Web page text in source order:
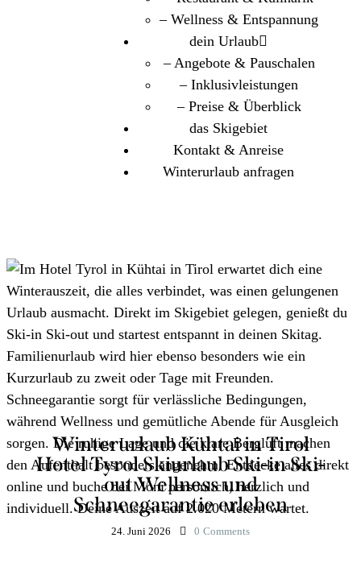
– Wellness & Entspannung
dein Urlaub
– Angebote & Pauschalen
– Inklusivleistungen
– Preise & Überblick
das Skigebiet
Kontakt & Anreise
Winterurlaub anfragen
Winterurlaub Kühtai in Tirol
Hotel Tyrol Skiurlaub Ski-in Ski-
out Wellness und
Schneegarantie erleben
24. Juni 2026 0 Comments